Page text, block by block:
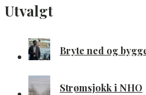
Utvalgt
Bryte ned og
Strømsjokk i NHO